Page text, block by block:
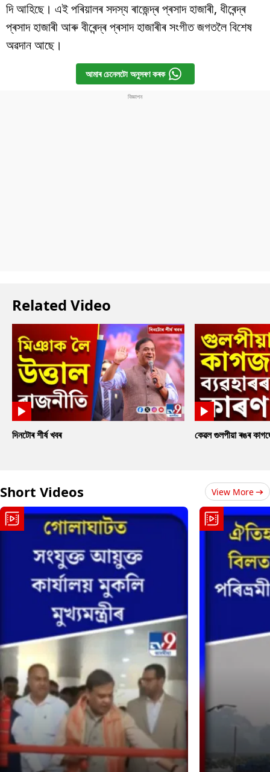
দি আহিছে। এই পৰিয়ালৰ সদস্য ৰাজেন্দ্ৰ প্ৰসাদ হাজাৰী, ধীৰেন্দ্ৰ
প্ৰসাদ হাজাৰী আৰু বীৰেন্দ্ৰ প্ৰসাদ হাজাৰীৰ সংগীত জগতলৈ বিশেষ
অৱদান আছে।
আমাৰ চেনেলটো অনুসৰণ কৰক
Related Video
দিনটোৰ শীৰ্ষ খবৰ কেৱল গুলপীয়া ৰঙৰ
Short Videos View More